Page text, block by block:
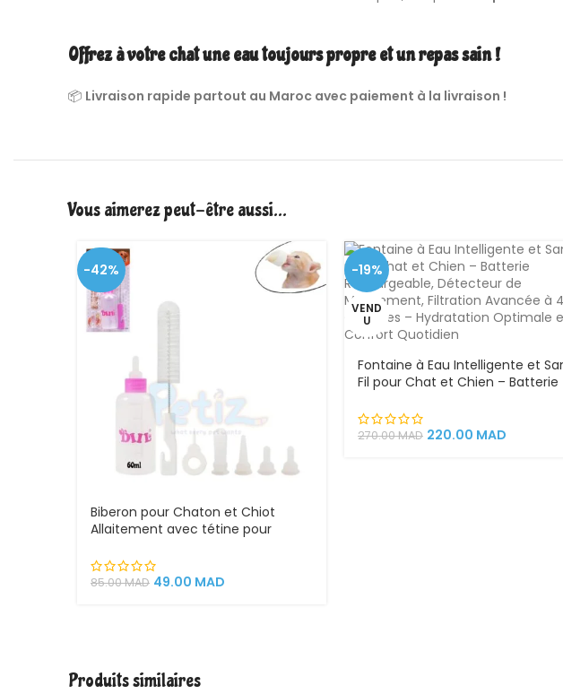
Offrez à votre chat une eau toujours propre et un repas sain !
📦 Livraison rapide partout au Maroc avec paiement à la livraison !
Vous aimerez peut-être aussi…
-42%
Biberon pour Chaton et Chiot
Allaitement avec tétine pour
85.00MAD 49.00 MAD
-19%
VEND
U
Fontaine à Eau Intelligente et
Fil pour Chat et Chien – Batterie
Mouvement, Filtration Avancée à
Couches – Hydratation Optimale
270.00MAD 220.00 MAD
Produits similaires